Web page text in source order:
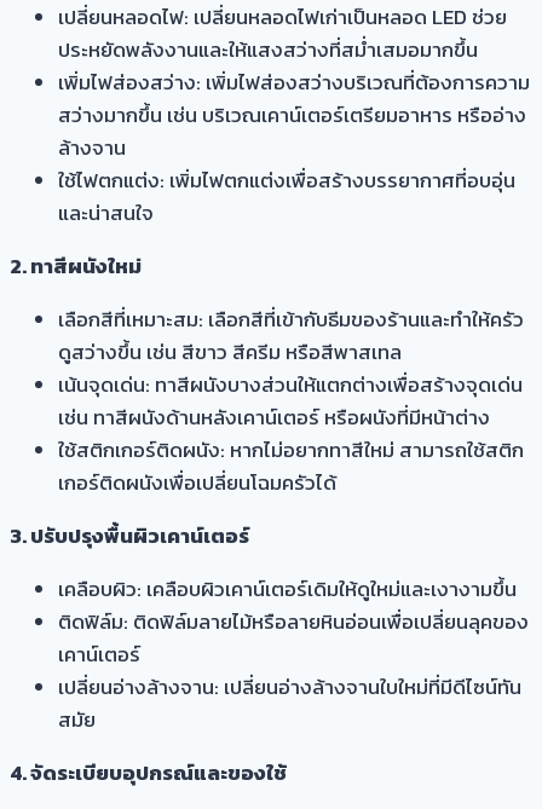
เปลี่ยนหลอดไฟ: เปลี่ยนหลอดไฟเก่าเป็นหลอด LED ช่วย
ประหยัดพลังงานและให้แสงสว่างที่สม่ำเสมอมากขึ้น
เพิ่มไฟส่องสว่าง: เพิ่มไฟส่องสว่างบริเวณที่ต้องการความ
สว่างมากขึ้น เช่น บริเวณเคาน์เตอร์เตรียมอาหาร หรืออ่าง
ล้างจาน
ใช้ไฟตกแต่ง: เพิ่มไฟตกแต่งเพื่อสร้างบรรยากาศที่อบอุ่น
และน่าสนใจ
2. ทาสีผนังใหม่
เลือกสีที่เหมาะสม: เลือกสีที่เข้ากับธีมของร้านและทำให้ครัว
ดูสว่างขึ้น เช่น สีขาว สีครีม หรือสีพาสเทล
เน้นจุดเด่น: ทาสีผนังบางส่วนให้แตกต่างเพื่อสร้างจุดเด่น
เช่น ทาสีผนังด้านหลังเคาน์เตอร์ หรือผนังที่มีหน้าต่าง
ใช้สติกเกอร์ติดผนัง: หากไม่อยากทาสีใหม่ สามารถใช้สติก
เกอร์ติดผนังเพื่อเปลี่ยนโฉมครัวได้
3. ปรับปรุงพื้นผิวเคาน์เตอร์
เคลือบผิว: เคลือบผิวเคาน์เตอร์เดิมให้ดูใหม่และเงางามขึ้น
ติดฟิล์ม: ติดฟิล์มลายไม้หรือลายหินอ่อนเพื่อเปลี่ยนลุคของ
เคาน์เตอร์
เปลี่ยนอ่างล้างจาน: เปลี่ยนอ่างล้างจานใบใหม่ที่มีดีไซน์ทัน
สมัย
4. จัดระเบียบอุปกรณ์และของใช้